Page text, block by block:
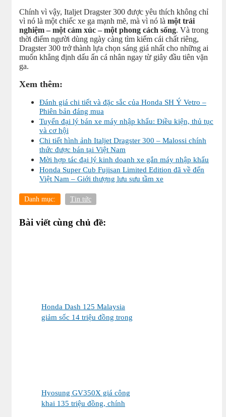
Chính vì vậy, Italjet Dragster 300 được yêu thích không chỉ
vì nó là một chiếc xe ga mạnh mẽ, mà vì nó là một trải
nghiệm – một cảm xúc – một phong cách sống. Và trong
thời điểm người dùng ngày càng tìm kiếm cái chất riêng,
Dragster 300 trở thành lựa chọn sáng giá nhất cho những ai
muốn khẳng định dấu ấn cá nhân ngay từ giây đầu tiên vặn
ga.
Xem thêm:
Đánh giá chi tiết và đặc sắc của Honda SH Ý Vetro –
Phiên bản đáng mua
Tuyển đại lý bán xe máy nhập khẩu: Điều kiện, thủ tục
và cơ hội
Chi tiết hình ảnh Italjet Dragster 300 – Malossi chính
thức được bán tại Việt Nam
Mời hợp tác đại lý kinh doanh xe gắn máy nhập khẩu
Honda Super Cub Fujisan Limited Edition đã về đến
Việt Nam – Giới thượng lưu sưu tầm xe
Danh mục: Tin tức
Bài viết cùng chủ đề:
Honda Dash 125 Malaysia
giảm sốc 14 triệu đồng trong
Hyosung GV350X giá công
khai 135 triệu đồng, chính